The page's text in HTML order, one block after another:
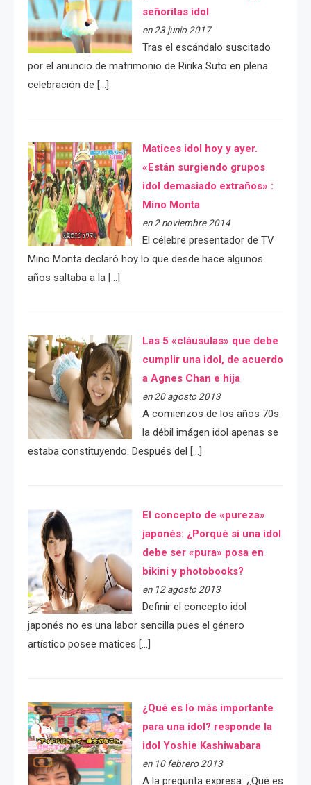
señoritas idol
en 23 junio 2017
Tras el escándalo suscitado
por el anuncio de matrimonio de Ririka Suto en plena
celebración de […]
Matices idol hoy y ayer.
«Están surgiendo grupos
idol demasiado extraños» :
Mino Monta
en 2 noviembre 2014
El célebre presentador de TV
Mino Monta declaró hoy lo que desde hace algunos
años saltaba a la […]
Las 5 «cláusulas» que debe
cumplir una idol, de acuerdo
a Agnes Chan e hija
en 20 agosto 2013
A comienzos de los años 70s
la débil imágen idol apenas se
estaba constituyendo. Después del […]
El concepto de «pureza»
japonés: ¿Porqué si una idol
debe ser «pura» posa en
bikini y photobooks?
en 12 agosto 2013
Definir el concepto idol
japonés no es una labor sencilla pues el género
artístico posee matices […]
¿Qué es lo más importante
para una idol? responde la
idol Yoshie Kashiwabara
en 10 febrero 2013
A la pregunta expresa: ¿Qué es